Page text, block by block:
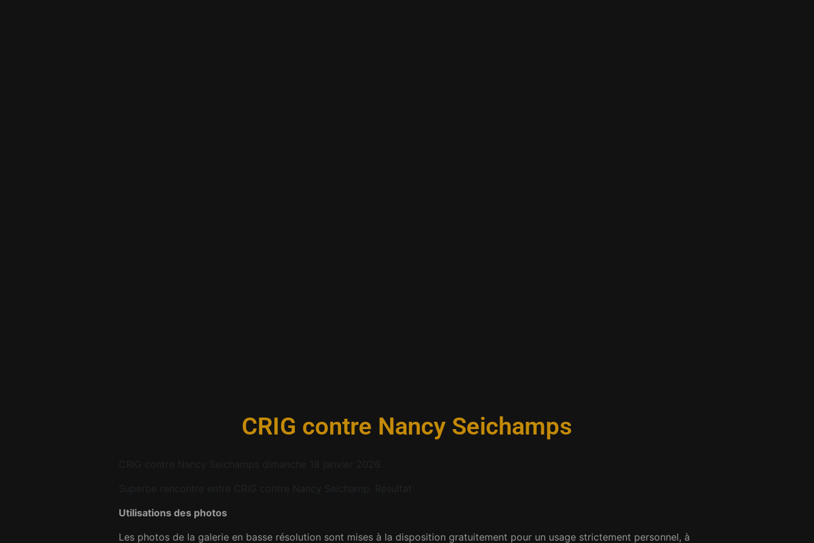
CRIG contre Nancy Seichamps
CRIG contre Nancy Seichamps dimanche 18 janvier 2026
Superbe rencontre entre
CRIG contre Nancy Seichamp
. Résultat
Utilisations des photos
Les photos de la galerie en basse résolution sont mises à la disposition gratuitement pour un usage strictement personnel, à